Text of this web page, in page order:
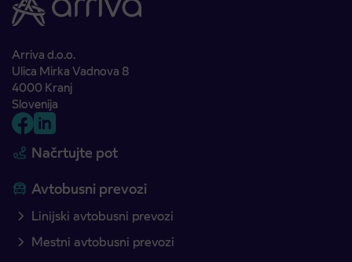
Arriva d.o.o.
Ulica Mirka Vadnova 8
4000 Kranj
Slovenija
Načrtujte pot
Avtobusni prevozi
Linijski avtobusni prevozi
Mestni avtobusni prevozi